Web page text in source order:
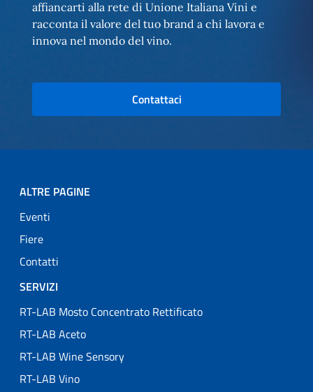
affiancarti alla rete di Unione Italiana Vini e
racconta il valore del tuo brand a chi lavora e
innova nel mondo del vino.
Contattaci
ALTRE PAGINE
Eventi
Fiere
Contatti
SERVIZI
RT-LAB Mosto Concentrato Rettificato
RT-LAB Aceto
RT-LAB Wine Sensory
RT-LAB Vino